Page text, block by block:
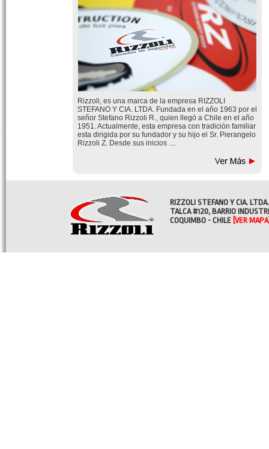
Rizzoli, es una marca de la empresa RIZZOLI
STEFANO Y CIA. LTDA. Fundada en el año 1963 por el
señor Stefano Rizzoli R., quien llegó a Chile en el año
1951. Actualmente, esta empresa con tradición familiar
esta dirigida por su fundador y su hijo el Sr. Pierangelo
Rizzoli Z. Desde sus inicios ....
RIZZOLI STEFANO Y CIA. LTDA.
TALCA #120, BARRIO
COQUIMBO - CHILE [VER